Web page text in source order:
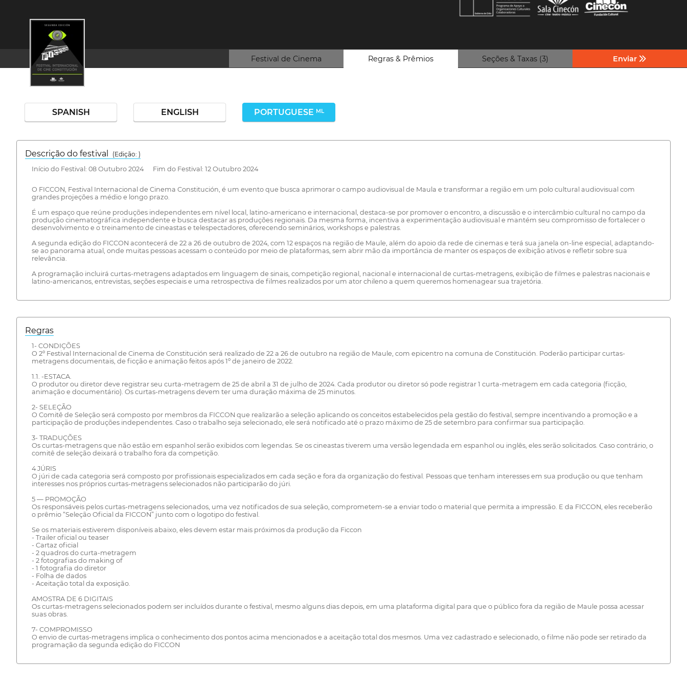
Festival de Cinema Regras & Prêmios Seções & Taxas (3) Enviar
SPANISH ENGLISH PORTUGUESE ML
Descrição do festival
(Edição: )
Início do Festival: 08 Outubro 2024 Fim do Festival: 12 Outubro 2024
O FICCON, Festival Internacional de Cinema Constitución, é um evento que busca aprimorar o campo audiovisual de Maula e transformar a região em um polo cultural audiovisual com
grandes projeções a médio e longo prazo.
É um espaço que reúne produções independentes em nível local, latino-americano e internacional, destaca-se por promover o encontro, a discussão e o intercâmbio cultural no campo da
produção cinematográfica independente e busca destacar as produções regionais. Da mesma forma, incentiva a experimentação audiovisual e mantém seu compromisso de fortalecer o
desenvolvimento e o treinamento de cineastas e telespectadores, oferecendo seminários, workshops e palestras.
A segunda edição do FICCON acontecerá de 22 a 26 de outubro de 2024, com 12 espaços na região de Maule, além do apoio da rede de cinemas e terá sua janela on-line especial, adaptando-
se ao panorama atual, onde muitas pessoas acessam o conteúdo por meio de plataformas, sem abrir mão da importância de manter os espaços de exibição ativos e refletir sobre sua
relevância.
A programação incluirá curtas-metragens adaptados em linguagem de sinais, competição regional, nacional e internacional de curtas-metragens, exibição de filmes e palestras nacionais e
latino-americanos, entrevistas, seções especiais e uma retrospectiva de filmes realizados por um ator chileno a quem queremos homenagear sua trajetória.
Regras
1- CONDIÇÕES
O 2º Festival Internacional de Cinema de Constitución será realizado de 22 a 26 de outubro na região de Maule, com epicentro na comuna de Constitución. Poderão participar curtas-
metragens documentais, de ficção e animação feitos após 1º de janeiro de 2022.
1.1. -ESTACA.
O produtor ou diretor deve registrar seu curta-metragem de 25 de abril a 31 de julho de 2024. Cada produtor ou diretor só pode registrar 1 curta-metragem em cada categoria (ficção,
animação e documentário). Os curtas-metragens devem ter uma duração máxima de 25 minutos.
2- SELEÇÃO
O Comitê de Seleção será composto por membros da FICCON que realizarão a seleção aplicando os conceitos estabelecidos pela gestão do festival, sempre incentivando a promoção e a
participação de produções independentes. Caso o trabalho seja selecionado, ele será notificado até o prazo máximo de 25 de setembro para confirmar sua participação.
3- TRADUÇÕES
Os curtas-metragens que não estão em espanhol serão exibidos com legendas. Se os cineastas tiverem uma versão legendada em espanhol ou inglês, eles serão solicitados. Caso contrário, o
comitê de seleção deixará o trabalho fora da competição.
4 JÚRIS
O júri de cada categoria será composto por profissionais especializados em cada seção e fora da organização do festival. Pessoas que tenham interesses em sua produção ou que tenham
interesses nos próprios curtas-metragens selecionados não participarão do júri.
5 — PROMOÇÃO
Os responsáveis pelos curtas-metragens selecionados, uma vez notificados de sua seleção, comprometem-se a enviar todo o material que permita a impressão. E da FICCON, eles receberão
o prêmio “Seleção Oficial da FICCON” junto com o logotipo do festival.
Se os materiais estiverem disponíveis abaixo, eles devem estar mais próximos da produção da Ficcon
- Trailer oficial ou teaser
- Cartaz oficial
- 2 quadros do curta-metragem
- 2 fotografias do making of
- 1 fotografia do diretor
- Folha de dados
- Aceitação total da exposição.
AMOSTRA DE 6 DIGITAIS
Os curtas-metragens selecionados podem ser incluídos durante o festival, mesmo alguns dias depois, em uma plataforma digital para que o público fora da região de Maule possa acessar
suas obras.
7- COMPROMISSO
O envio de curtas-metragens implica o conhecimento dos pontos acima mencionados e a aceitação total dos mesmos. Uma vez cadastrado e selecionado, o filme não pode ser retirado da
programação da segunda edição do FICCON